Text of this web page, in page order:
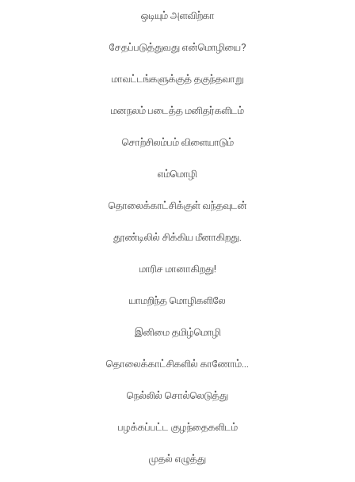
ஒடியும் அளவிற்கா
சேதப்படுத்துவது என்மொழியை?
மாவட்டங்களுக்குத் தகுந்தவாறு
மனநலம் படைத்த மனிதர்களிடம்
சொற்சிலம்பம் விளையாடும்
எம்மொழி
தொலைக்காட்சிக்குள் வந்தவுடன்
தூண்டிலில் சிக்கிய மீனாகிறது.
மாரிச மானாகிறது!
யாமறிந்த மொழிகளிலே
இனிமை தமிழ்மொழி
தொலைக்காட்சிகளில் காணோம்...
நெல்லில் சொல்லெடுத்து
பழக்கப்பட்ட குழந்தைகளிடம்
முதல் எழுத்து